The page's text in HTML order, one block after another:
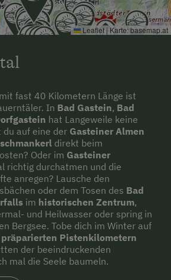
Unterkünfte
zu uns: zu Fuß,
fahren Busse 1x pro Stunde an
und an Feiertagen.
0,5 km entfernt)
zu uns: zu Fuß, Normalerweise
pro Stunde an Wochentagen und
Wochenende und an
gibt es folgendes
Wanderbus oder
Verleih
Verpflegung am Betrieb:
eigenen Hof oder Hofladen,
Leaflet | Karte:basemap.at
fast 40 Kilometern Länge ist
In Bad Gastein, Bad
hat Langeweile keine
du auf eine der Gasteiner Almen
direkt beim
Oder im Gasteiner
richtig durchatmen und die
anregen? Lausche den
oder dem Tosen des Bad
im historischen Zentrum,
und Heilwasser oder spring in
Bergsee. Tobe dich im Winter auf
Pistenkilometern
der beeindruckenden
mal die Seele baumeln.